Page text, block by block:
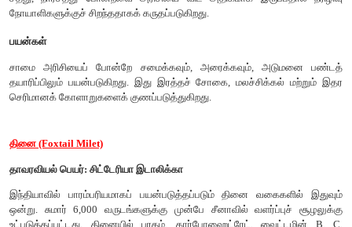
சாமை (Little Millet)
தாவரவியல் பெயர்: பானிக்கம் சுமத்ரன்ஸ்
பழமையான மிகச்சிறு தானியங்களில் சாமை (Millet) ஒன்று.
பிறப்பிடமாகக் கொண்டது. இதன் சிற்றினப் பெயர்
நோயாளிகளுக்குச் சிறந்ததாகக் கருதப்படுகிறது.
பயன்கள்
சாமை அரிசியைப் போன்றே சமைக்கவும், அரைக்கவும்,